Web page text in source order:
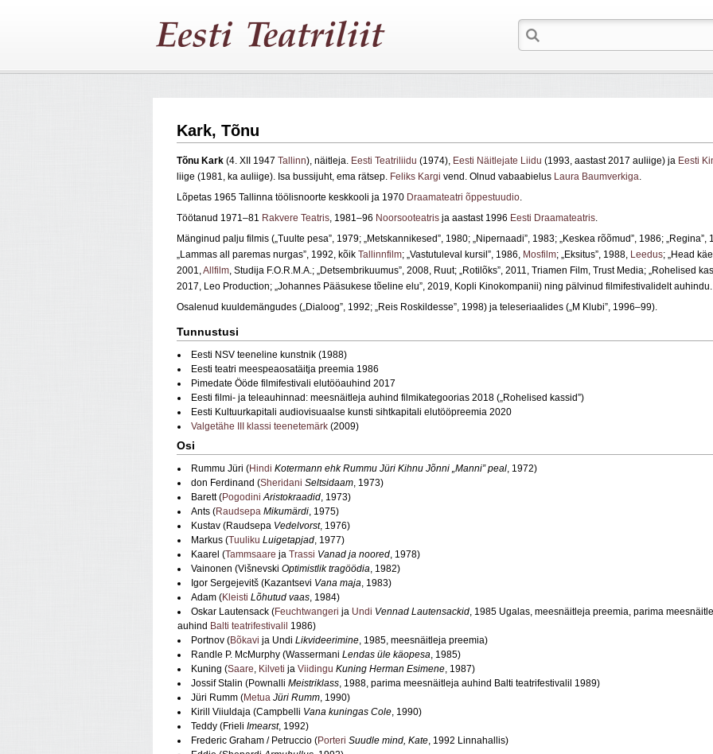
Kark, Tõnu
Tõnu Kark (4. XII 1947 Tallinn), näitleja. Eesti Teatriliidu (1974), Eesti Näitlejate Liidu (1993, aastast 2017 auliige) ja Eesti
liige (1981, ka auliige). Isa bussijuht, ema rätsep. Feliks Kargi vend. Olnud vabaabielus Laura Baumverkiga.
Lõpetas 1965 Tallinna töölisnoorte keskkooli ja 1970 Draamateatri õppestuudio.
Töötanud 1971–81 Rakvere Teatris, 1981–96 Noorsooteatris ja aastast 1996 Eesti Draamateatris.
Mänginud palju filmis („Tuulte pesa”, 1979; „Metskannikesed”, 1980; „Nipernaadi”, 1983; „Keskea rõõmud”, 1986; „Regina”,
„Lammas all paremas nurgas”, 1992, kõik Tallinnfilm; „Vastutuleval kursil”, 1986, Mosfilm; „Eksitus”, 1988, Leedus; „Head
2001,Allfilm, Studija F.O.R.M.A.; „Detsembrikuumus”, 2008, Ruut; „Rotilõks”, 2011, Triamen Film, Trust Media; „Rohelised
2017, Leo Production; „Johannes Pääsukese tõeline elu”, 2019, Kopli Kinokompanii) ning pälvinud filmifestivalidelt auhindu.
Osalenud kuuldemängudes („Dialoog”, 1992; „Reis Roskildesse”, 1998) ja teleseriaalides („M Klubi”, 1996–99).
Tunnustusi
Eesti NSV teeneline kunstnik (1988)
Eesti teatri meespeaosatäitja preemia 1986
Pimedate Ööde filmifestivali elutööauhind 2017
Eesti filmi- ja teleauhinnad: meesnäitleja auhind filmikategoorias 2018 („Rohelised kassid”)
Eesti Kultuurkapitali audiovisuaalse kunsti sihtkapitali elutööpreemia 2020
Valgetähe III klassi teenetemärk (2009)
Osi
Rummu Jüri (Hindi Kotermann ehk Rummu Jüri Kihnu Jõnni „Manni” peal, 1972)
don Ferdinand (Sheridani Seltsidaam, 1973)
Barett (Pogodini Aristokraadid, 1973)
Ants (Raudsepa Mikumärdi, 1975)
Kustav (Raudsepa Vedelvorst, 1976)
Markus (Tuuliku Luigetapjad, 1977)
Kaarel (Tammsaare ja Trassi Vanad ja noored, 1978)
Vainonen (Višnevski Optimistlik tragöödia, 1982)
Igor Sergejevitš (Kazantsevi Vana maja, 1983)
Adam (Kleisti Lõhutud vaas, 1984)
Oskar Lautensack (Feuchtwangeri ja Undi Vennad Lautensackid, 1985 Ugalas, meesnäitleja preemia, parima
auhind Balti teatrifestivalil 1986)
Portnov (Bõkavi ja Undi Likvideerimine, 1985, meesnäitleja preemia)
Randle P. McMurphy (Wassermani Lendas üle käopesa, 1985)
Kuning (Saare, Kilveti ja Viidingu Kuning Herman Esimene, 1987)
Jossif Stalin (Pownalli Meistriklass, 1988, parima meesnäitleja auhind Balti teatrifestivalil 1989)
Jüri Rumm (Metua Jüri Rumm, 1990)
Kirill Viiuldaja (Campbelli Vana kuningas Cole, 1990)
Teddy (Frieli Imearst, 1992)
Frederic Graham / Petruccio (Porteri Suudle mind, Kate, 1992 Linnahallis)